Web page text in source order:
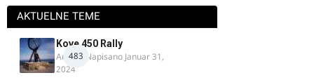
AKTUELNE TEME
483
Kove 450 Rally
AnteK· Napisano Januar 31,
2024